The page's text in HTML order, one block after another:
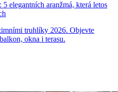
elegantních aranžmá, která letos
truhlíky 2026. Objevte
okna i terasu.